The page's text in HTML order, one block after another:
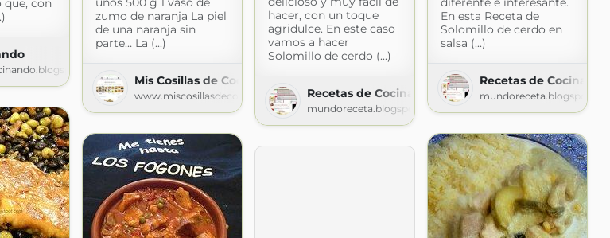
que, con
zumo de naranja La piel
de una naranja sin
parte… La (...)
Mis Cosillas de Cocina
www.miscosillasdecocina.com
En esta Receta de
Solomillo de cerdo en
salsa (...)
Recetas de Cocina
hacer, con un toque
agridulce. En este caso
vamos a hacer
Solomillo de cerdo (...)
Recetas de Cocina faciles
mundoreceta.blogspot.com